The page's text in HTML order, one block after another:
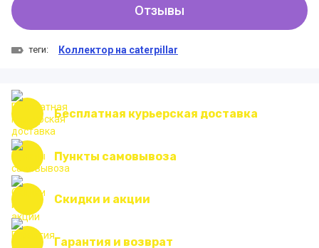
Отзывы
теги: Коллектор на caterpillar
Бесплатная курьерская доставка
Пункты самовывоза
Скидки и акции
Гарантия и возврат